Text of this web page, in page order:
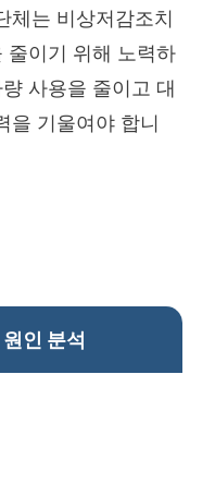
체는 비상저감조치
줄이기 위해 노력하
사용을 줄이고 대
을 기울여야 합니
인 분석